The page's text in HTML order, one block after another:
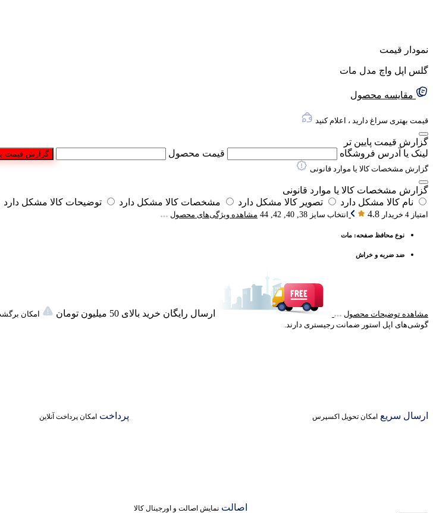
نمودار قیمت
گلس اپل واچ مدل مات
مقایسه محصول
قیمت بهتری سراغ دارید ، اعلام کنید
گزارش قیمت پایین تر
لینک یا آدرس فروشگاه
قیمت محصول
گزارش قیمت
گزارش مشخصات کالا یا موارد قانونی
گزارش مشخصات کالا یا موارد قانونی
نام کالا مشکل دارد
تصویر کالا مشکل دارد مشخصات کالا مشکل دارد توضیحات کالا مشکل دارد
امتیاز 4 خریدار
4.8 انتخاب سایز 38, 40, 42, 44 مشاهده ویژگی‌های محصول
نوع محافظ صفحه: مات
ضد ضربه و خراش
مشاهده توضیحات محصول ارسال رایگان خرید بالای 50 میلیون تومان
امکان
گوشی‌های اپل استور ضمانت رجیستری دارند.
ارسال سریع امکان تحویل اکسپرس پرداخت امکان پرداخت آنلاین
اصالت نمایش اصالت و اورجینال کالا